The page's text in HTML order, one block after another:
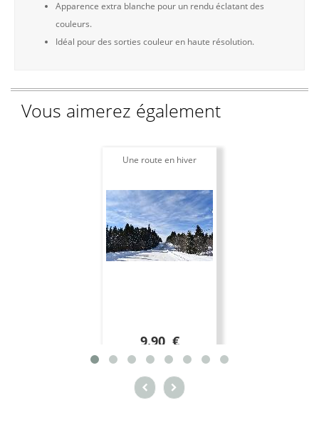
Apparence extra blanche pour un rendu éclatant des
couleurs.
Idéal pour des sorties couleur en haute résolution.
Vous aimerez également
Une route en hiver
9.90 €